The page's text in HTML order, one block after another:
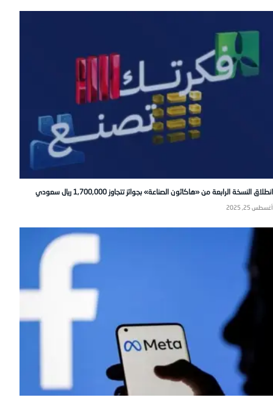
انطلاق النسخة الرابعة من «هاكاثون الصناعة» بجوائز تتجاوز 1,700,000 ريال سعودي
أغسطس 25, 2025